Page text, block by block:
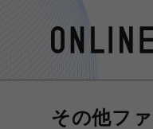
その他フ